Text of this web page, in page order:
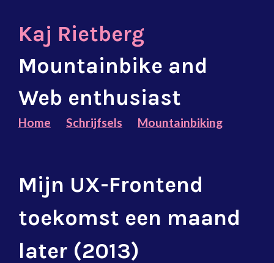
Kaj Rietberg
Mountainbike and
Web enthusiast
Home Schrijfsels Mountainbiking
Mijn UX-Frontend
toekomst een maand
later (2013)